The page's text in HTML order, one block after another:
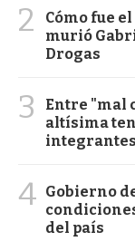
2
Cómo fue
murió
Drogas
3
Entre "mal
altísima
4 Gobierno
del país